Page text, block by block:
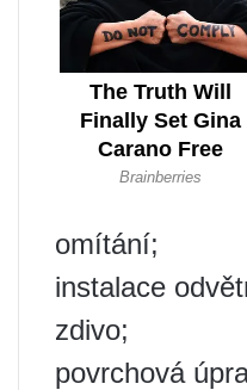
omítání;
instalace
zdivo;
povrchová